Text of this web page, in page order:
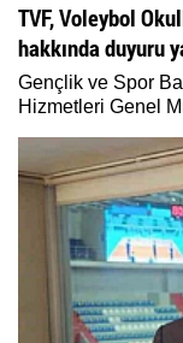
TVF, Voleybol
hakkında duyuru
Gençlik ve Spor
Hizmetleri Genel